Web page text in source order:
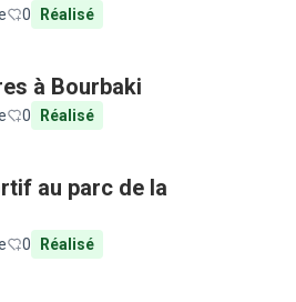
0 Réalisé
à Bourbaki
0 Réalisé
au parc de la
0 Réalisé